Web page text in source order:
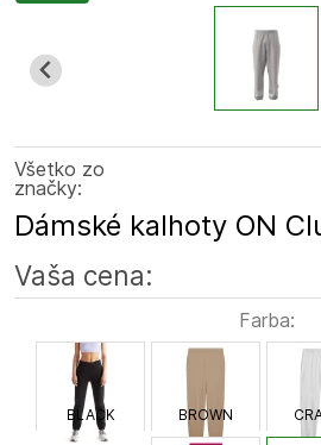
Všetko zo
značky:
Dámské kalhoty ON
Vaša cena:
Farba:
BLACK BROWN